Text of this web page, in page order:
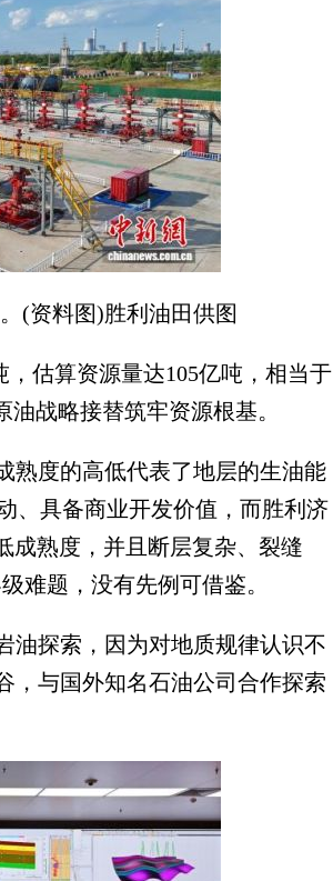
(资料图)胜利油田供图
估算资源量达105亿吨，相当于
战略接替筑牢资源根基。
度的高低代表了地层的生油能
、具备商业开发价值，而胜利济
成熟度，并且断层复杂、裂缝
难题，没有先例可借鉴。
探索，因为对地质规律认识不
，与国外知名石油公司合作探索